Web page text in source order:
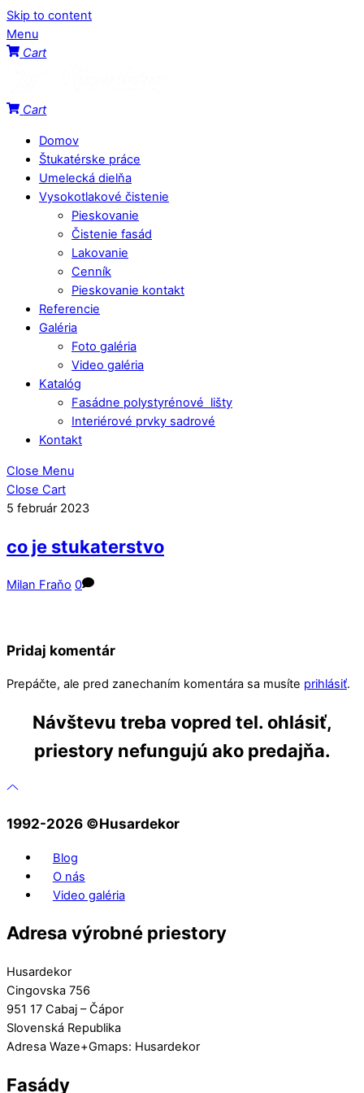
Skip to content
Menu
Cart
Cart
Domov
Štukatérske práce
Umelecká dielňa
Vysokotlakové čistenie
Pieskovanie
Čistenie fasád
Lakovanie
Cenník
Pieskovanie kontakt
Referencie
Galéria
Foto galéria
Video galéria
Katalóg
Fasádne polystyrénové lišty
Interiérové prvky sadrové
Kontakt
Close Menu
Close Cart
5 február 2023
co je stukaterstvo
Milan Fraňo 0
Pridaj komentár
Prepáčte, ale pred zanechaním komentára sa musíte prihlásiť.
Návštevu treba vopred tel. ohlásiť,
priestory nefungujú ako predajňa.
1992-2026 ©️Husardekor
Blog
O nás
Video galéria
Adresa výrobné priestory
Husardekor
Cingovska 756
951 17 Cabaj – Čápor
Slovenská Republika
Adresa Waze+Gmaps: Husardekor
Fasády